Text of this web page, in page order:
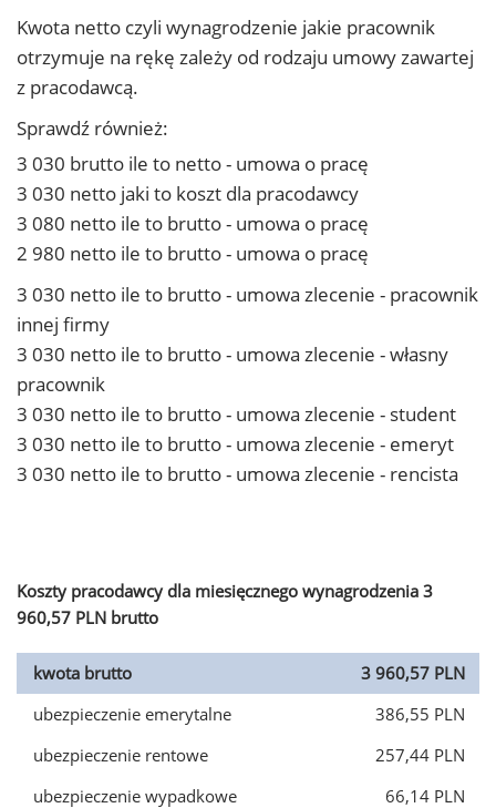
Kwota netto czyli wynagrodzenie jakie pracownik
otrzymuje na rękę zależy od rodzaju umowy zawartej
z pracodawcą.
Sprawdź również:
3 030 brutto ile to netto - umowa o pracę
3 030 netto jaki to koszt dla pracodawcy
3 080 netto ile to brutto - umowa o pracę
2 980 netto ile to brutto - umowa o pracę
3 030 netto ile to brutto - umowa zlecenie - pracownik
innej firmy
3 030 netto ile to brutto - umowa zlecenie - własny
pracownik
3 030 netto ile to brutto - umowa zlecenie - student
3 030 netto ile to brutto - umowa zlecenie - emeryt
3 030 netto ile to brutto - umowa zlecenie - rencista
Koszty pracodawcy dla miesięcznego wynagrodzenia 3
960,57 PLN brutto
kwota brutto
3 960,57 PLN
ubezpieczenie emerytalne
386,55 PLN
ubezpieczenie rentowe
257,44 PLN
ubezpieczenie wypadkowe
66,14 PLN